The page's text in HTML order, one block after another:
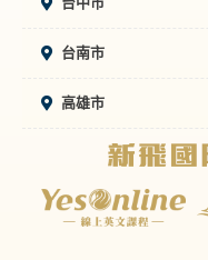
台南市
高雄市